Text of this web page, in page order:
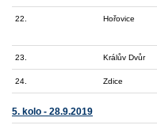
22. Hořovice
23. Králův Dvůr
24. Zdice
5. kolo - 28.9.2019